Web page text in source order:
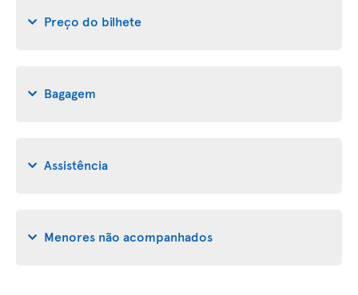
Preço do bilhete
Bagagem
Assistência
Menores não acompanhados